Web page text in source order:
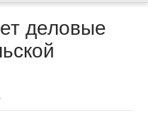
деловые